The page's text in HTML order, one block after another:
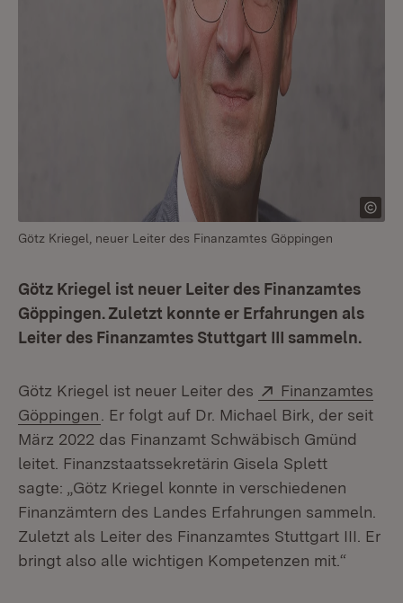
Götz Kriegel, neuer Leiter des Finanzamtes Göppingen
Götz Kriegel ist neuer Leiter des Finanzamtes
Göppingen. Zuletzt konnte er Erfahrungen als
Leiter des Finanzamtes Stuttgart III sammeln.
Götz Kriegel ist neuer Leiter des Extern:
Finanzamtes
Göppingen (Öffnet in neuem Fenster)
. Er folgt auf Dr. Michael Birk, der seit
März 2022 das Finanzamt Schwäbisch Gmünd
leitet. Finanzstaatssekretärin Gisela Splett
sagte: „Götz Kriegel konnte in verschiedenen
Finanzämtern des Landes Erfahrungen sammeln.
Zuletzt als Leiter des Finanzamtes Stuttgart III. Er
bringt also alle wichtigen Kompetenzen mit.“